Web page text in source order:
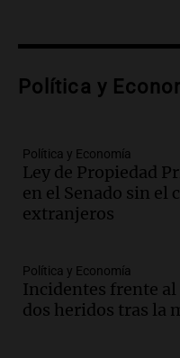
tributo todos
Episodios
sea, va a ser
La Cadena del Gol
Episodios
Audio.Débora
mano es muy
La Argentina, hoy
Episodios
Política y
Política y Economía
Ley de Propiedad
en el Senado sin el
extranjeros
Política y Economía
Incidentes frente al
dos heridos tras la